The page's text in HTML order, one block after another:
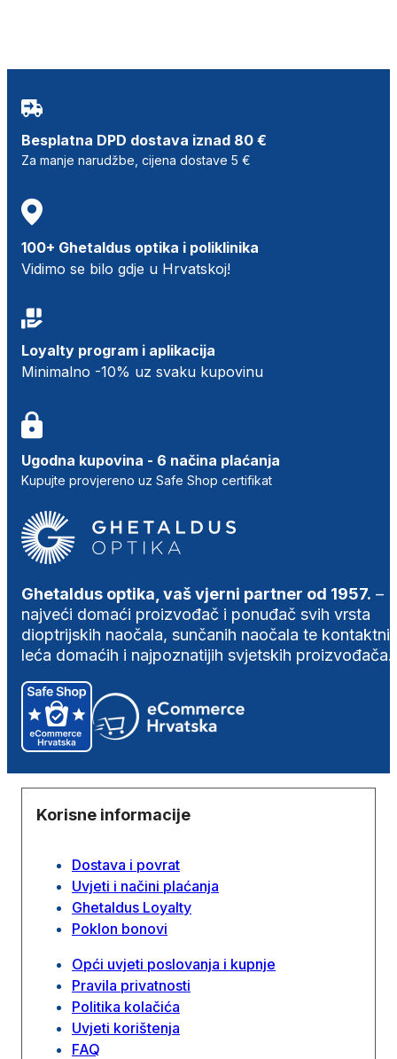
Besplatna DPD dostava iznad 80 €
Za manje narudžbe, cijena dostave 5 €
100+ Ghetaldus optika i poliklinika
Vidimo se bilo gdje u Hrvatskoj!
Loyalty program i aplikacija
Minimalno -10% uz svaku kupovinu
Ugodna kupovina - 6 načina plaćanja
Kupujte provjereno uz Safe Shop certifikat
Ghetaldus optika, vaš vjerni partner od 1957. –
najveći domaći proizvođač i ponuđač svih vrsta
dioptrijskih naočala, sunčanih naočala te
leća domaćih i najpoznatijih svjetskih proizvođača.
Korisne informacije
Dostava i povrat
Uvjeti i načini plaćanja
Ghetaldus Loyalty
Poklon bonovi
Opći uvjeti poslovanja i kupnje
Pravila privatnosti
Politika kolačića
Uvjeti korištenja
FAQ